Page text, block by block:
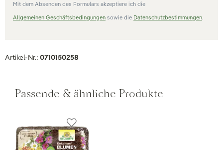
Mit dem Absenden des Formulars akzeptiere ich die
Allgemeinen Geschäftsbedingungen sowie die Datenschutzbestimmungen.
Artikel-Nr.: 0710150258
Passende & ähnliche Produkte